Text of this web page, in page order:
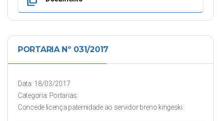
PORTARIA Nº 031/2017
Data: 18/03/2017
Categoria: Portarias
Concede licença paternidade ao servidor breno kingeski.